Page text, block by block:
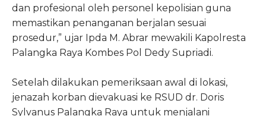
dan profesional oleh personel kepolisian guna
memastikan penanganan berjalan sesuai
prosedur,” ujar Ipda M. Abrar mewakili Kapolresta
Palangka Raya Kombes Pol Dedy Supriadi.
Setelah dilakukan pemeriksaan awal di lokasi,
jenazah korban dievakuasi ke RSUD dr. Doris
Sylvanus Palangka Raya untuk menjalani